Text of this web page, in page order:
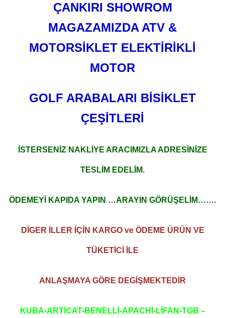
ÇANKIRI SHOWROM
MAGAZAMIZDA ATV &
MOTORSİKLET ELEKTİRİKLİ
MOTOR
GOLF ARABALARI BİSİKLET
ÇEŞİTLERİ
İSTERSENİZ NAKLİYE ARACIMIZLA ADRESİNİZE
TESLİM EDELİM.
ÖDEMEYİ KAPIDA YAPIN …ARAYIN GÖRÜŞELİM…….
DİGER İLLER İÇİN KARGO ve ÖDEME ÜRÜN VE
TÜKETİCİ İLE
ANLAŞMAYA GÖRE DEGİŞMEKTEDİR
KUBA-ARTİCAT-BENELLİ-APACHİ-LİFAN-TGB –